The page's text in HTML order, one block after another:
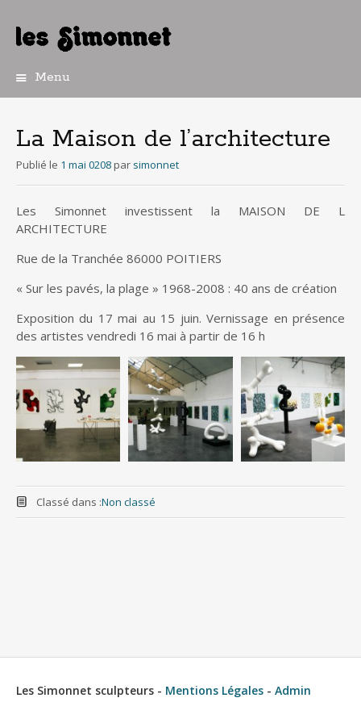
Menu
principal
La Maison de l’architecture
Publié le 1 mai 0208 par simonnet
Les Simonnet investissent la MAISON DE L
ARCHITECTURE
Rue de la Tranchée 86000 POITIERS
« Sur les pavés, la plage » 1968-2008 : 40 ans de création
Exposition du 17 mai au 15 juin. Vernissage en présence
des artistes vendredi 16 mai à partir de 16 h
Classé dans :Non classé
Les Simonnet sculpteurs - Mentions Légales - Admin